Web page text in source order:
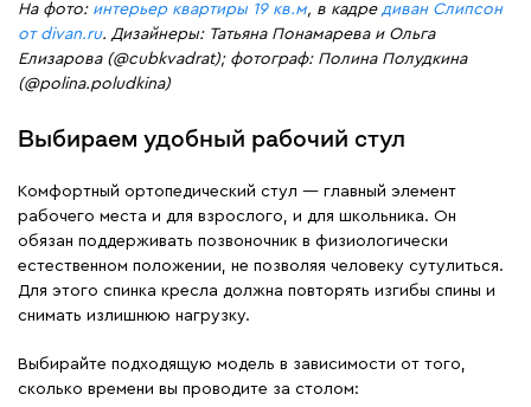
На фото: интерьер квартиры 19 кв.м, в кадре диван Слипсон
от divan.ru. Дизайнеры: Татьяна Понамарева и Ольга
Елизарова (@cubkvadrat); фотограф: Полина Полудкина
(@polina.poludkina)
Выбираем удобный рабочий стул
Комфортный ортопедический стул — главный элемент
рабочего места и для взрослого, и для школьника. Он
обязан поддерживать позвоночник в физиологически
естественном положении, не позволяя человеку сутулиться.
Для этого спинка кресла должна повторять изгибы спины и
снимать излишнюю нагрузку.
Выбирайте подходящую модель в зависимости от того,
сколько времени вы проводите за столом: